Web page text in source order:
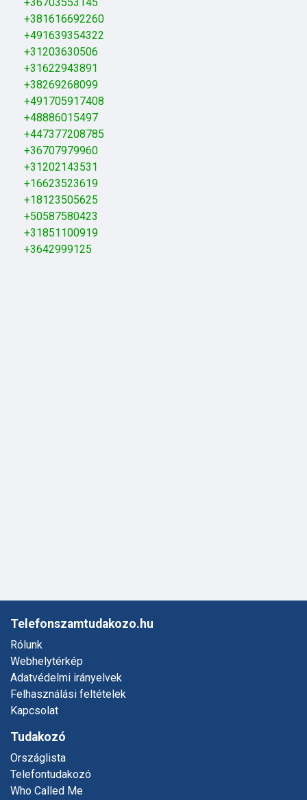
+381616692260
+491639354322
+31203630506
+31622943891
+38269268099
+491705917408
+48886015497
+447377208785
+36707979960
+31202143531
+16623523619
+18123505625
+50587580423
+31851100919
+3642999125
Telefonszamtudakozo.hu
Rólunk
Webhelytérkép
Adatvédelmi irányelvek
Felhasználási feltételek
Kapcsolat
Tudakozó
Országlista
Telefontudakozó
Who Called Me